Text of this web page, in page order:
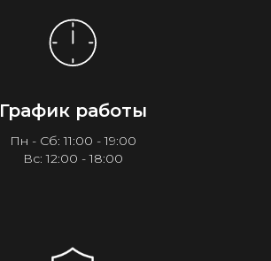
График работы
Пн - Сб: 11:00 - 19:00
Вс: 12:00 - 18:00